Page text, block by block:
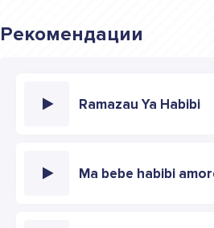
Рекомендации
Ramazau Ya Habibi